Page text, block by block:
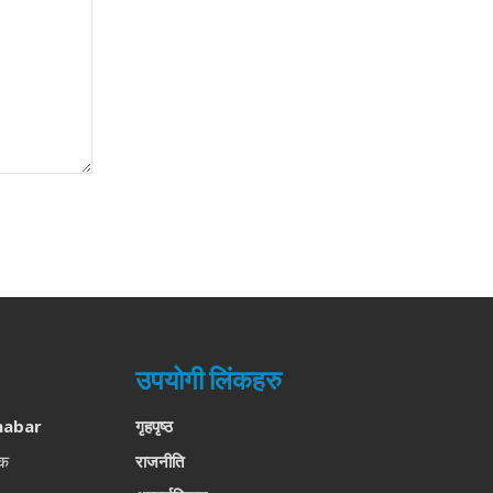
उपयोगी लिंकहरु
गृहपृष्ठ
राजनीति